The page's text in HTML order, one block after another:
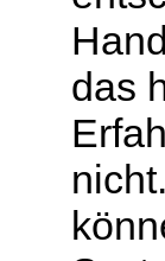
das